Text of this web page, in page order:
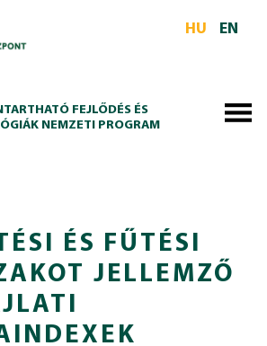
HU
EN
FEJLŐDÉS ÉS
NEMZETI PROGRAM
ÉS FŰTÉSI
JELLEMZŐ